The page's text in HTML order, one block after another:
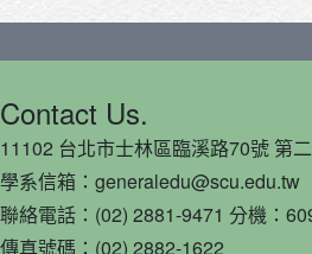
Contact Us.
11102 台北市士林區臨溪路70號 第
學系信箱：generaledu@scu.edu.tw
聯絡電話：(02) 2881-9471 分機：
傳真號碼：(02) 2882-1622